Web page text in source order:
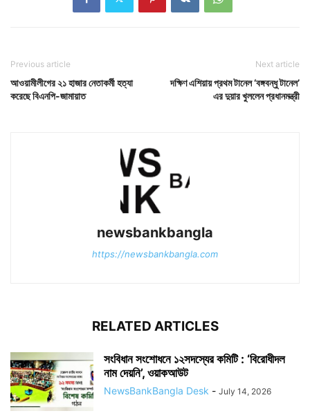
Previous article
আওয়ামীলীগের ২১ হাজার নেতাকর্মী হত্যা
করেছে বিএনপি-জামায়াত
Next article
দক্ষিণ এশিয়ায় প্রথম টানেল ‘বঙ্গবন্ধু টানেল’
এর দুয়ার খুললেন প্রধানমন্ত্রী
newsbankbangla
https://newsbankbangla.com
RELATED ARTICLES
সংবিধান সংশোধনে ১২সদস্যের কমিটি : ‘বিরোধীদল
নাম দেয়নি’, ওয়াকআউট
NewsBankBangla Desk - July 14, 2026